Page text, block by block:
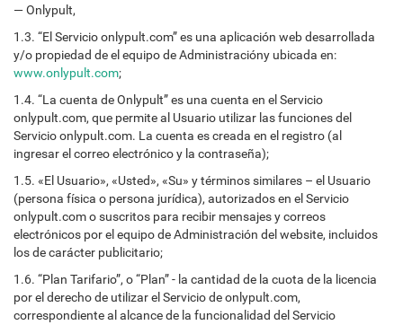
— Onlypult,
1.3. “El Servicio onlypult.com” es una aplicación web desarrollada
y/o propiedad de el equipo de Administracióny ubicada en:
www.onlypult.com;
1.4. “La cuenta de Onlypult” es una cuenta en el Servicio
onlypult.com, que permite al Usuario utilizar las funciones del
Servicio onlypult.com. La cuenta es creada en el registro (al
ingresar el correo electrónico y la contraseña);
1.5. «El Usuario», «Usted», «Su» y términos similares – el Usuario
(persona física o persona jurídica), autorizados en el Servicio
onlypult.com o suscritos para recibir mensajes y correos
electrónicos por el equipo de Administración del website, incluidos
los de carácter publicitario;
1.6. “Plan Tarifario”, o “Plan” - la cantidad de la cuota de la licencia
por el derecho de utilizar el Servicio de onlypult.com,
correspondiente al alcance de la funcionalidad del Servicio